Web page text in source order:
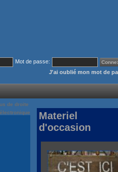
Mot de passe:
J'ai oublié mon mot de
de droite
Materiel
d'occasion